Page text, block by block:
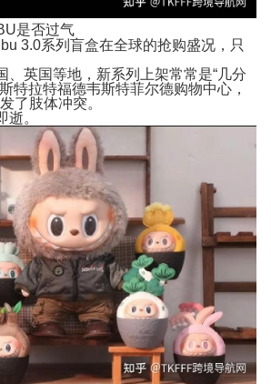
是否过气
3.0系列盲盒在全球的抢购盛况，只
、英国等地，新系列上架常常是“几分
特拉特福德韦斯特菲尔德购物中心，
了肢体冲突。
。